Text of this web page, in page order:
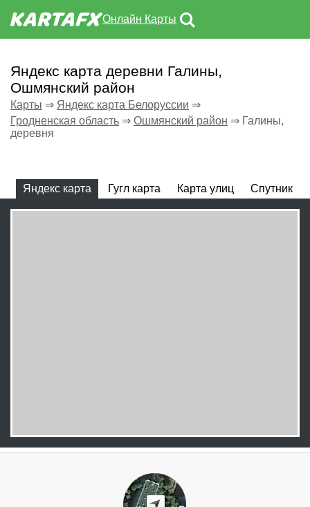
Онлайн Карты
Яндекс карта деревни Галины,
Ошмянский район
Карты ⇒ Яндекс карта Белоруссии ⇒
Гродненская область ⇒ Ошмянский район ⇒ Галины,
деревня
Яндекс карта Гугл карта Карта улиц Спутник